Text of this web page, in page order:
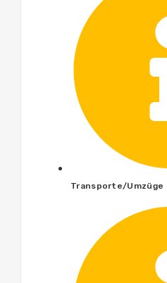
Transporte/Umzüge